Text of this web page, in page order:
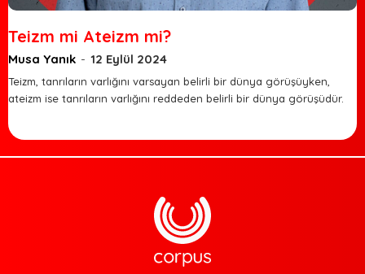
Teizm mi Ateizm mi?
Musa Yanık - 12 Eylül 2024
Teizm, tanrıların varlığını varsayan belirli bir dünya görüşüyken,
ateizm ise tanrıların varlığını reddeden belirli bir dünya görüşüdür.